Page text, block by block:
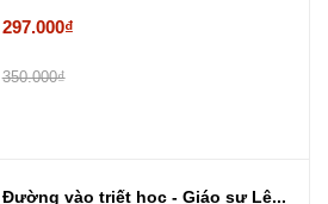
297.000₫
350.000₫
Đường vào triết học - Giáo sư Lê...